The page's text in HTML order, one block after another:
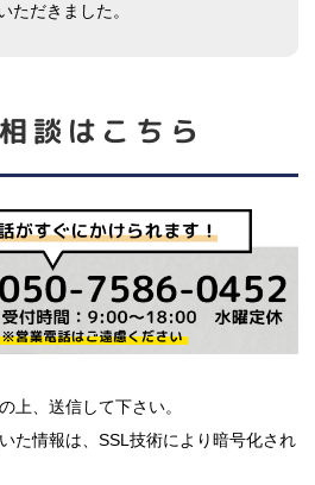
ただきました。
談はこちら
上、送信して下さい。
た情報は、SSL技術により暗号化され